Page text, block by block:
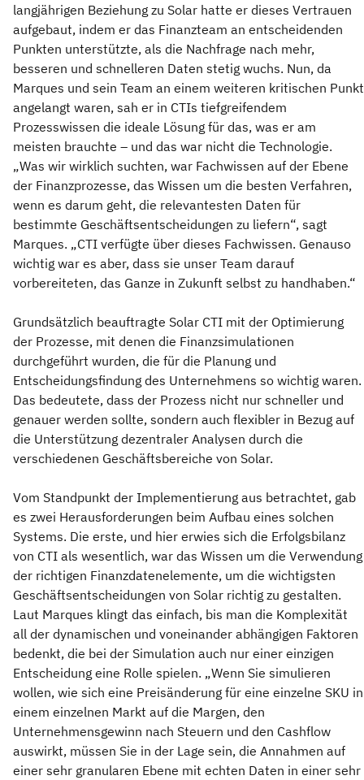
langjährigen Beziehung zu Solar hatte er dieses Vertrauen
aufgebaut, indem er das Finanzteam an entscheidenden
Punkten unterstützte, als die Nachfrage nach mehr,
besseren und schnelleren Daten stetig wuchs. Nun, da
Marques und sein Team an einem weiteren kritischen Punkt
angelangt waren, sah er in CTIs tiefgreifendem
Prozesswissen die ideale Lösung für das, was er am
meisten brauchte – und das war nicht die Technologie.
„Was wir wirklich suchten, war Fachwissen auf der Ebene
der Finanzprozesse, das Wissen um die besten Verfahren,
wenn es darum geht, die relevantesten Daten für
bestimmte Geschäftsentscheidungen zu liefern“, sagt
Marques. „CTI verfügte über dieses Fachwissen. Genauso
wichtig war es aber, dass sie unser Team darauf
vorbereiteten, das Ganze in Zukunft selbst zu handhaben.“
Grundsätzlich beauftragte Solar CTI mit der Optimierung
der Prozesse, mit denen die Finanzsimulationen
durchgeführt wurden, die für die Planung und
Entscheidungsfindung des Unternehmens so wichtig waren.
Das bedeutete, dass der Prozess nicht nur schneller und
genauer werden sollte, sondern auch flexibler in Bezug auf
die Unterstützung dezentraler Analysen durch die
verschiedenen Geschäftsbereiche von Solar.
Vom Standpunkt der Implementierung aus betrachtet, gab
es zwei Herausforderungen beim Aufbau eines solchen
Systems. Die erste, und hier erwies sich die Erfolgsbilanz
von CTI als wesentlich, war das Wissen um die Verwendung
der richtigen Finanzdatenelemente, um die wichtigsten
Geschäftsentscheidungen von Solar richtig zu gestalten.
Laut Marques klingt das einfach, bis man die Komplexität
all der dynamischen und voneinander abhängigen Faktoren
bedenkt, die bei der Simulation auch nur einer einzigen
Entscheidung eine Rolle spielen. „Wenn Sie simulieren
wollen, wie sich eine Preisänderung für eine einzelne SKU in
einem einzelnen Markt auf die Margen, den
Unternehmensgewinn nach Steuern und den Cashflow
auswirkt, müssen Sie in der Lage sein, die Annahmen auf
einer sehr granularen Ebene mit echten Daten in einer sehr